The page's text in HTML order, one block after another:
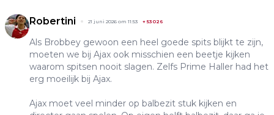
Robertini 21 juni 2026 om 11:53 + 53026
Als Brobbey gewoon een heel goede spits blijkt te zijn,
moeten we bij Ajax ook misschien een beetje kijken
waarom spitsen nooit slagen. Zelfs Prime Haller had het
erg moeilijk bij Ajax.
Ajax moet veel minder op balbezit stuk kijken en